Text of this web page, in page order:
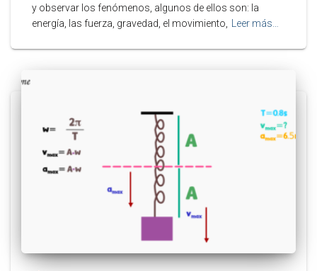
y observar los fenómenos, algunos de ellos son: la
energía, las fuerza, gravedad, el movimiento,
Leer más…